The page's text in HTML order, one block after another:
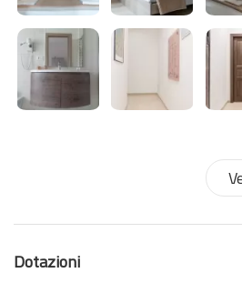
Dotazioni